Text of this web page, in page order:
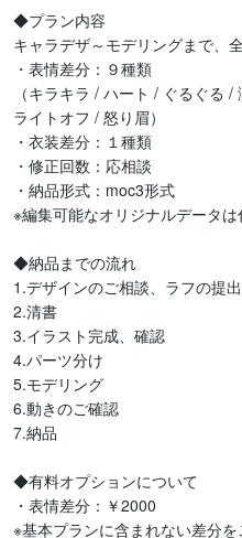
◆プラン内容
キャラデザ～モデリングまで、
・表情差分：９種類
（キラキラ / ハート / ぐるぐる
ライトオフ / 怒り眉）
・衣装差分：１種類
・修正回数：応相談
・納品形式：moc3形式
※編集可能なオリジナルデータ
◆納品までの流れ
1.デザインのご相談、ラフの提出
2.清書
3.イラスト完成、確認
4.パーツ分け
5.モデリング
6.動きのご確認
7.納品
◆有料オプションについて
・表情差分：￥2000
※基本プランに含まれない差分